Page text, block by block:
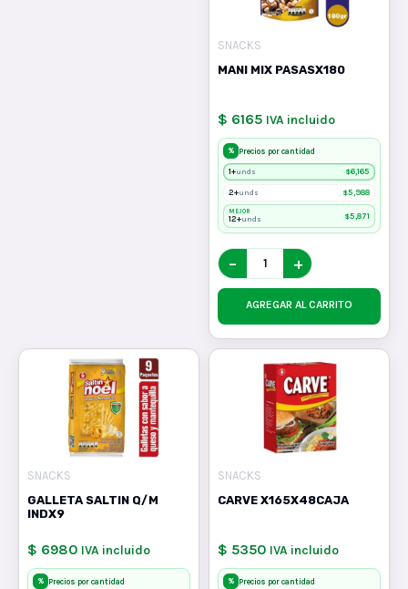
SNACKS
MANI MIX PASASX180
$ 6165 IVA incluido
% Precios por cantidad
1+unds $6,165
2+unds $5,988
MEJOR
12+unds $5,871
− +
AGREGAR AL CARRITO
SNACKS
GALLETA SALTIN Q/M
INDX9
$ 6980 IVA incluido
% Precios por cantidad
SNACKS
CARVE X165X48CAJA
$ 5350 IVA incluido
% Precios por cantidad